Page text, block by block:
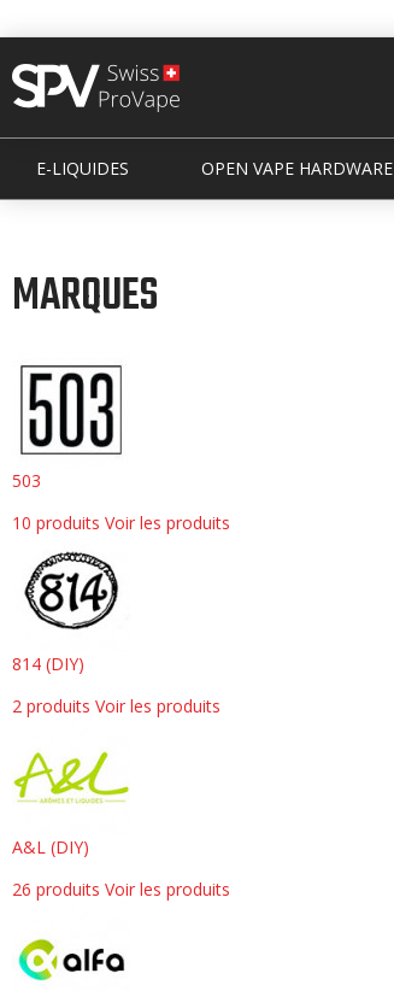
E-LIQUIDES OPEN VAPE HARDWARE
MARQUES
503
10 produits Voir les produits
814 (DIY)
2 produits Voir les produits
A&L (DIY)
26 produits Voir les produits